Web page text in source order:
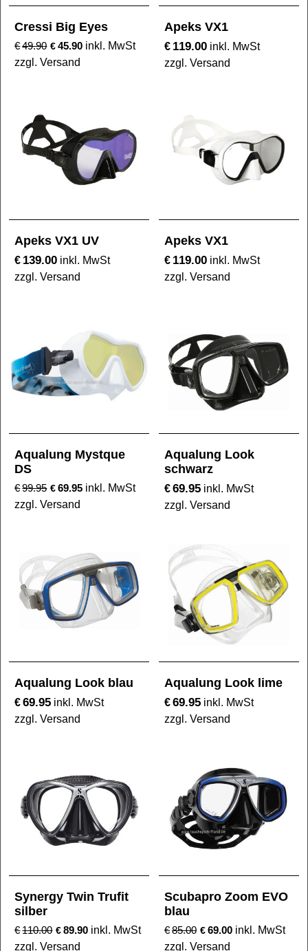
Cressi Big Eyes
€49.90 € 45.90 inkl. MwSt
zzgl. Versand
Apeks VX1
€ 119.00 inkl. MwSt
zzgl. Versand
Apeks VX1 UV
€ 139.00 inkl. MwSt
zzgl. Versand
Apeks VX1
€ 119.00 inkl. MwSt
zzgl. Versand
Aqualung Mystque
DS
€99.95 € 69.95 inkl. MwSt
zzgl. Versand
Aqualung Look
schwarz
€69.95 inkl. MwSt
zzgl. Versand
Aqualung Look blau
€69.95 inkl. MwSt
zzgl. Versand
Aqualung Look lime
€69.95 inkl. MwSt
zzgl. Versand
Synergy Twin Trufit
silber
€110.00 € 89.90 inkl. MwSt
zzgl. Versand
Scubapro Zoom EVO
blau
€85.00 €69.00 inkl. MwSt
zzgl. Versand